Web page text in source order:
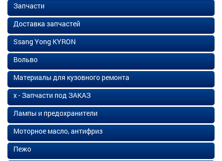
Запчасти
Доставка запчастей
Ssang Yong KYRON
Вольво
Материалы для кузовного ремонта
х - Запчасти под ЗАКАЗ
Лампы и предохранители
Моторное масло, антифриз
Пежо